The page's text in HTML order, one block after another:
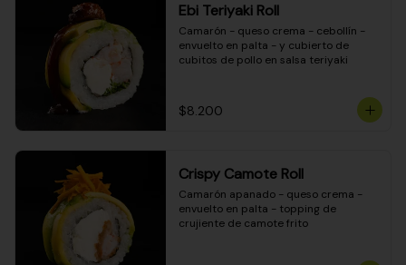
Ebi Teriyaki Roll
Camarón - queso crema - cebollín -
envuelto en palta - y cubierto de
cubitos de pollo en salsa teriyaki
$8.200
Crispy Camote Roll
Camarón apanado - queso crema -
envuelto en palta - topping de
crujiente de camote frito